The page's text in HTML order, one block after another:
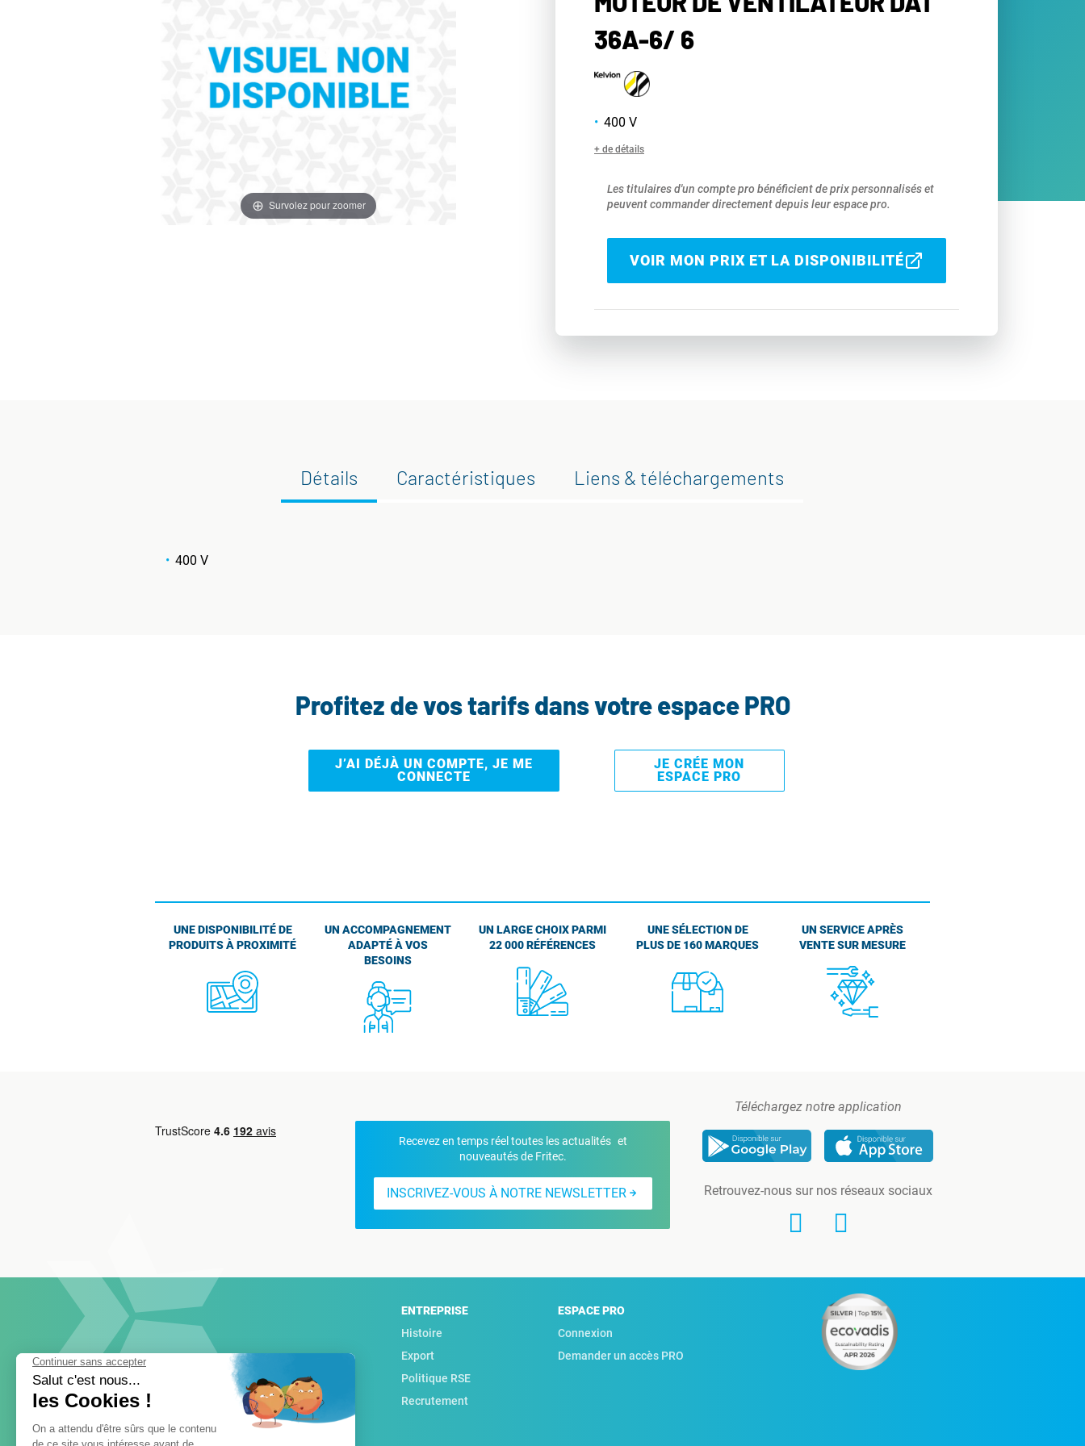
Survolez pour zoomer
36A-6/ 6
400 V
+ de détails
Les titulaires d'un compte pro bénéficient de prix personnalisés et
peuvent commander directement depuis leur espace pro.
VOIR MON PRIX ET LA DISPONIBILITÉ
Détails Caractéristiques Liens & téléchargements
400 V
Profitez de vos tarifs dans votre espace PRO
J’AI DÉJÀ UN COMPTE, JE ME
CONNECTE
JE CRÉE MON
ESPACE PRO
UNE DISPONIBILITÉ DE
PRODUITS À PROXIMITÉ
UN ACCOMPAGNEMENT
ADAPTÉ À VOS
BESOINS
UN LARGE CHOIX PARMI
22 000 RÉFÉRENCES
UNE SÉLECTION DE
PLUS DE 160 MARQUES
UN SERVICE APRÈS
VENTE SUR MESURE
Recevez en temps réel toutes les actualités et
nouveautés de Fritec.
INSCRIVEZ-VOUS À NOTRE NEWSLETTER
Téléchargez notre application
Retrouvez-nous sur nos réseaux sociaux
ENTREPRISE
Histoire
Export
Politique RSE
Recrutement
ESPACE PRO
Connexion
Demander un accès PRO